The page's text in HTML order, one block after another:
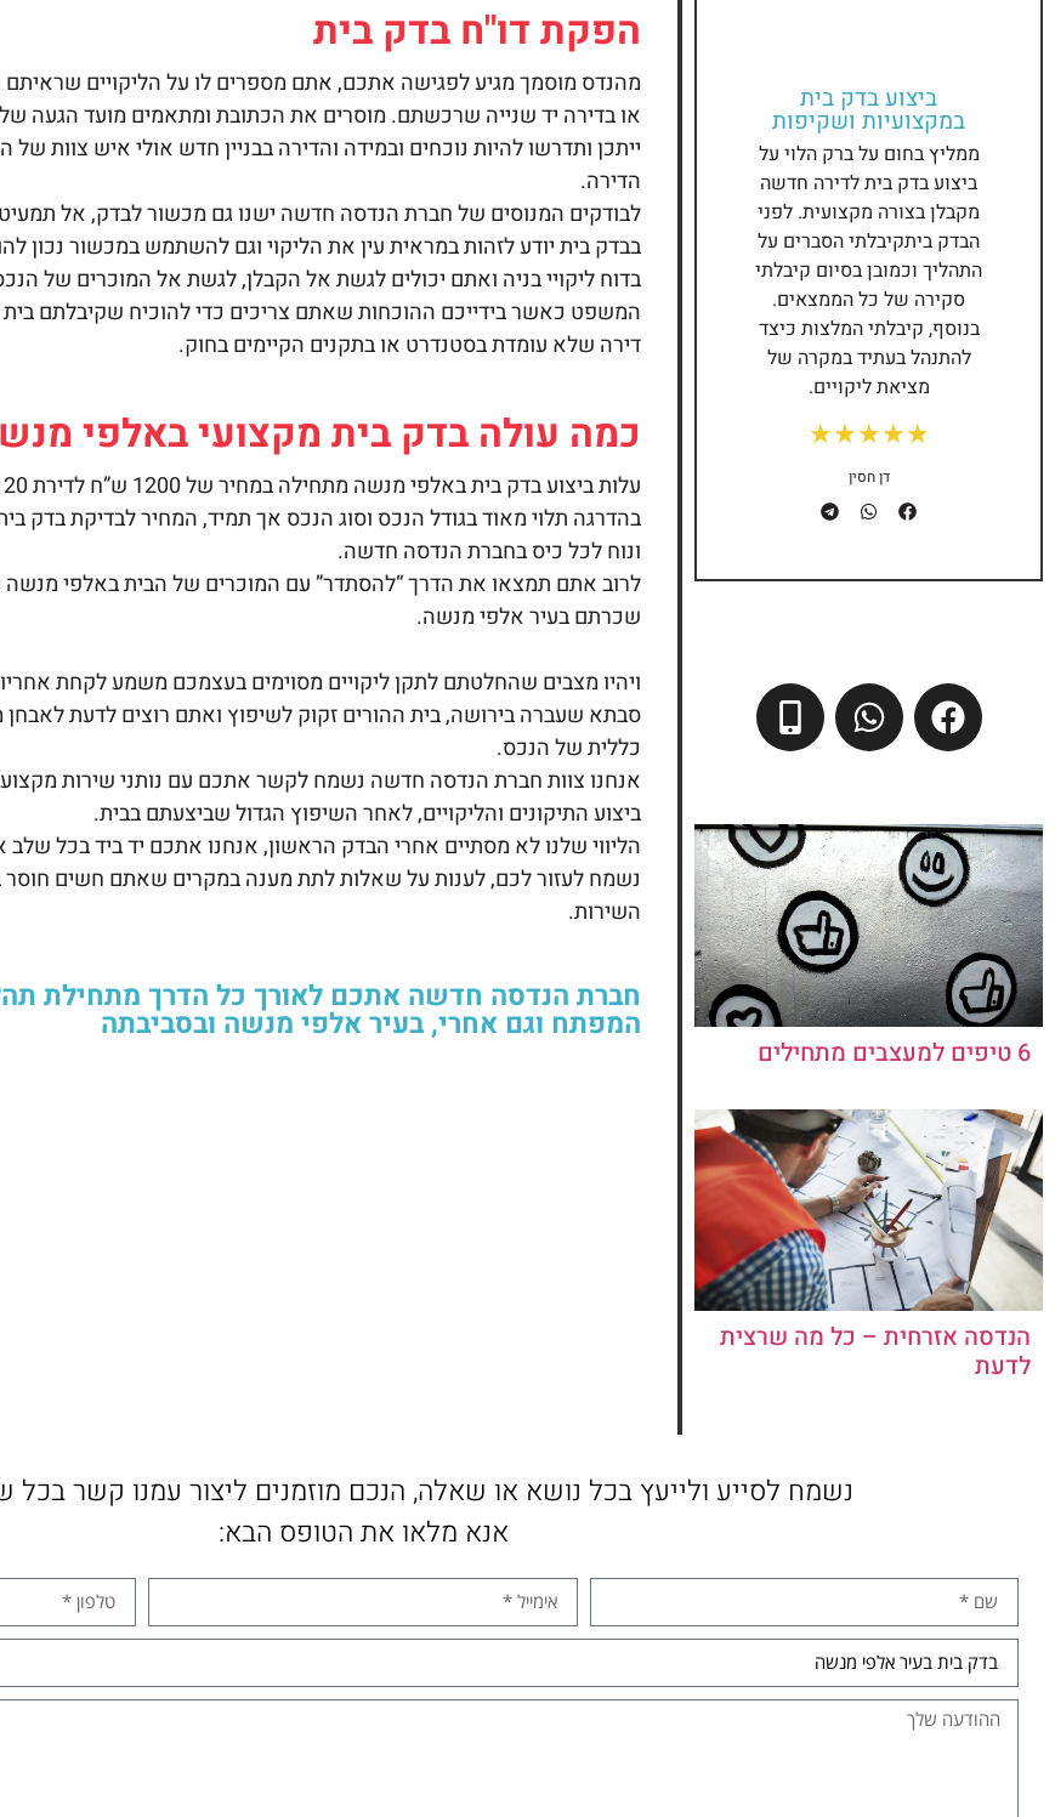
ביצועבדק בית
במקצועיות ושקיפות
ממליץ בחום על ברק הלוי על
ביצועבדק ביתלדירה חדשה
מקבלן בצורה מקצועית. לפני
הבדק ביתקיבלתי הסברים על
התהליך וכמובן בסיום קיבלתי
סקירה של כל הממצאים.
בנוסף, קיבלתי המלצות כיצד
להתנהל בעתיד במקרה של
מציאת ליקויים.
★
★
★
★
★
דן חסין
6 טיפים למעצבים מתחילים
הנדסה אזרחית – כל מה שרצית
לדעת
הפקת דו"ח בדק בית
מהנדס מוסמך מגיע לפגישה אתכם, אתם מספרים לו על הליקויים
או בדירה יד שנייה שרכשתם. מוסרים את הכתובת ומתאמים מועד הגעה
ייתכן ותדרשו להיות נוכחים ובמידה והדירה בבניין חדש אולי איש צוות
הדירה.
לבודקים המנוסים של חברת הנדסה חדשה ישנו גם מכשור לבדק, אל
בבדק בית יודע לזהות במראית עין את הליקוי וגם להשתמש במכשור נכון
בדוח ליקויי בניה ואתם יכולים לגשת אל הקבלן, לגשת אל המוכרים של
המשפט כאשר בידייכם ההוכחות שאתם צריכים כדי להוכיח שקיבלתם
דירה שלא עומדת בסטנדרט או בתקנים הקיימים בחוק.
כמה עולה בדק בית מקצועי באלפי
עלות ביצועבדק בית
בהדרגה תלוי מאוד בגודל הנכס וסוג הנכס אך תמיד, המחיר לבדיקת בדק
ונוח לכל כיס בחברת הנדסה חדשה.
לרוב אתם תמצאו את הדרך “להסתדר” עם המוכרים של הבית באלפי מנשה
שכרתם בעיר אלפי מנשה.
ויהיו מצבים שהחלטתם לתקן ליקויים מסוימים בעצמכם משמע לקחת
סבתא שעברה בירושה, בית ההורים זקוק לשיפוץ ואתם רוצים לדעת
כללית של הנכס.
אנחנו צוות חברת הנדסה חדשה נשמח לקשר אתכם עם נותני שירות
ביצוע התיקונים והליקויים, לאחר השיפוץ הגדול שביצעתם בבית.
הליווי שלנו לא מסתיים אחרי הבדק הראשון, אנחנו אתכם יד ביד בכל
נשמח לעזור לכם, לענות על שאלות לתת מענה במקרים שאתם חשים חוסר
השירות.
חברת הנדסה חדשה אתכם לאורך כל הדרך מתחילת
המפתח וגם אחרי, בעיר אלפי מנשה ובסביבתה
נשמח לסייע ולייעץ בכל נושא או שאלה, הנכם מוזמנים ליצור עמנו קשר בכל
אנא מלאו את הטופס הבא: